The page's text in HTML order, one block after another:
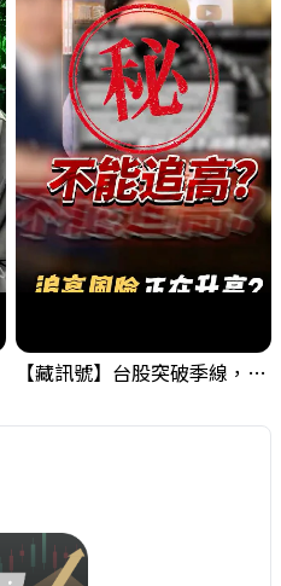
【藏訊號】台股突破季線，週一我提醒了這個關鍵訊號